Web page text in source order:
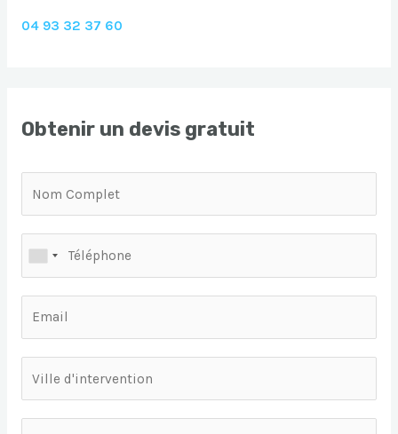
04 93 32 37 60
Obtenir un devis gratuit